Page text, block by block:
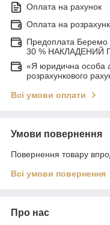
Оплата на рахунок
Оплата на
Предоплата Беремо
30 % НАКЛАДЕНИЙ
«Я юридична особа
розрахункового
Всі умови оплати
Умови повернення
Повернення товару
Всі умови повернення
Про нас